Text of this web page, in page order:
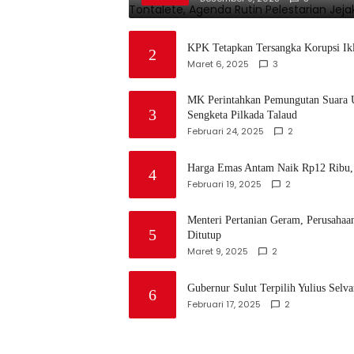
2 KPK Tetapkan Tersangka Korupsi
Maret 6, 2025 3
3
MK Perintahkan Pemungutan Suara
Sengketa Pilkada Talaud
Februari 24, 2025 2
4 Harga Emas Antam Naik Rp12
Februari 19, 2025 2
5
Menteri Pertanian Geram,
Ditutup
Maret 9, 2025 2
6 Gubernur Sulut Terpilih Yulius
Februari 17, 2025 2